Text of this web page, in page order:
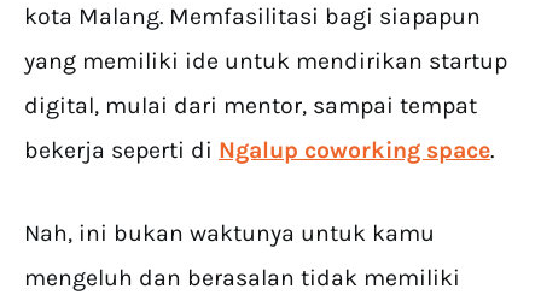
kota Malang. Memfasilitasi bagi siapapun
yang memiliki ide untuk mendirikan startup
digital, mulai dari mentor, sampai tempat
bekerja seperti di Ngalup coworking space.
Nah, ini bukan waktunya untuk kamu
mengeluh dan berasalan tidak memiliki